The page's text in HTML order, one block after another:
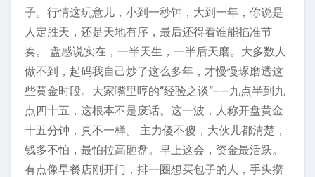
子。行情这玩意儿，小到一秒钟，大到一年，你说是
人定胜天，还是天地有序，最后还得看谁能掐准节
奏。 盘感说实在，一半天生，一半后天磨。大多数人
做不到，起码我自己炒了这么多年，才慢慢琢磨透这
些黄金时段。大家嘴里哼的“经验之谈”——九点半到九
点四十五，这根本不是废话。这一波，人称开盘黄金
十五分钟，真不一样。 主力傻不傻，大伙儿都清楚，
钱多不怕，最怕拉高砸盘。早上这会，资金最活跃。
有点像早餐店刚开门，排一圈想买包子的人，手头攒